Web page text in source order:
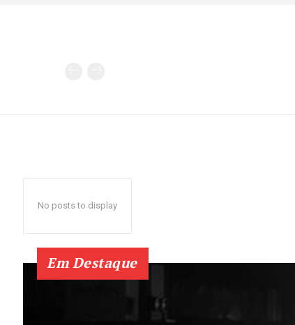
No posts to display
Em Destaque